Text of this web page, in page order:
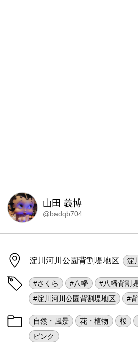
山田 義博
@badqb704
淀川河川公園背割堤地区 淀
#さくら #八幡 #八幡背割堤
#淀川河川公園背割堤地区
#
自然・風景 花・植物 桜
ピンク